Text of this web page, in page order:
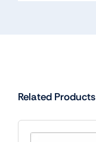
Related Products